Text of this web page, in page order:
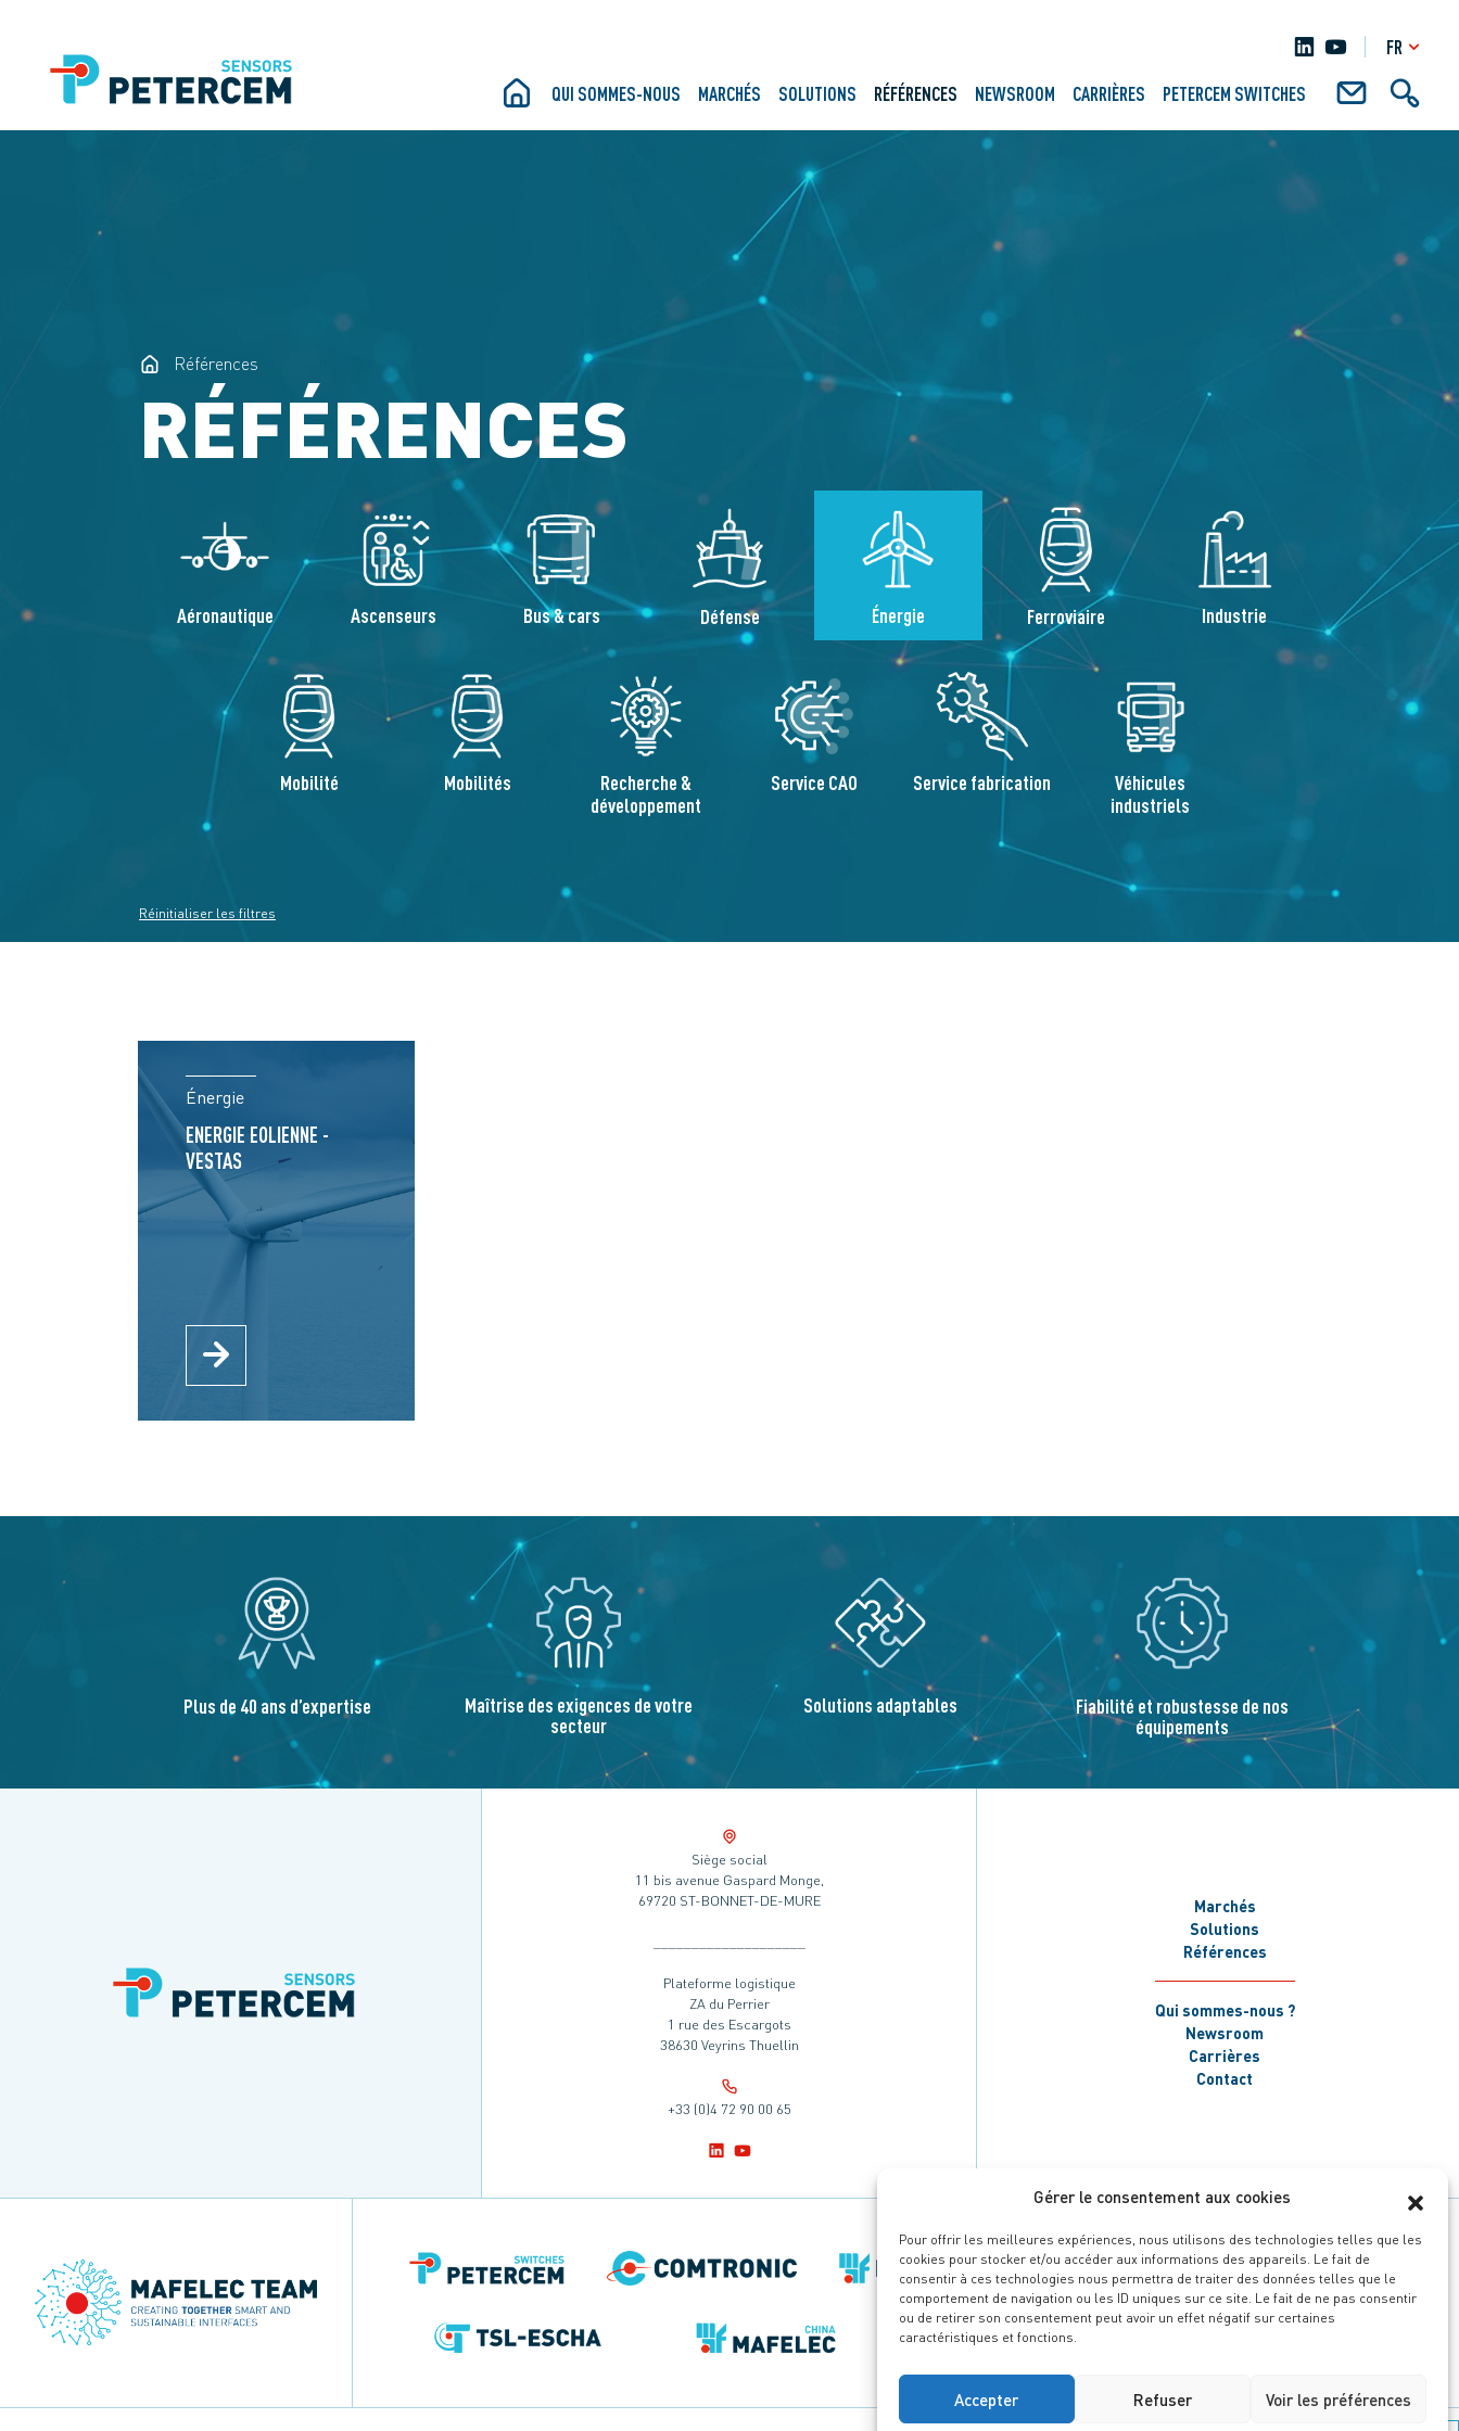
Gérer le consentement aux cookies
Pour offrir les meilleures expériences, nous utilisons des technologies telles que les
cookies pour stocker et/ou accéder aux informations des appareils. Le fait de
consentir à ces technologies nous permettra de traiter des données telles que le
comportement de navigation ou les ID uniques sur ce site. Le fait de ne pas consentir
ou de retirer son consentement peut avoir un effet négatif sur certaines
caractéristiques et fonctions.
Accepter Refuser Voir les préférences
FR
QUI SOMMES-NOUS
MARCHÉS SOLUTIONS RÉFÉRENCES NEWSROOM CARRIÈRES PETERCEM SWITCHES
Références
RÉFÉRENCES
Aéronautique Ascenseurs Bus & cars Défense Énergie Ferroviaire Industrie
Mobilité Mobilités
Recherche &
développement
Service CAO Service fabrication
Véhicules
industriels
Réinitialiser les filtres
Énergie
ENERGIE EOLIENNE -
VESTAS
Plus de 40 ans d’expertise Maîtrise des exigences de votre
secteur
Solutions adaptables Fiabilité et robustesse de nos
équipements
Siège social
11 bis avenue Gaspard Monge,
69720 ST-BONNET-DE-MURE
Plateforme logistique
ZA du Perrier
1 rue des Escargots
38630 Veyrins Thuellin
+33 (0)4 72 90 00 65
Marchés
Solutions
Références
Qui sommes-nous ?
Newsroom
Carrières
Contact